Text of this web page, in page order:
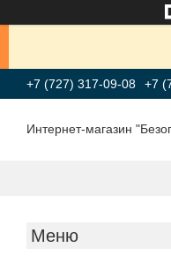
+7 (727) 317-09-08 +7
Интернет-магазин